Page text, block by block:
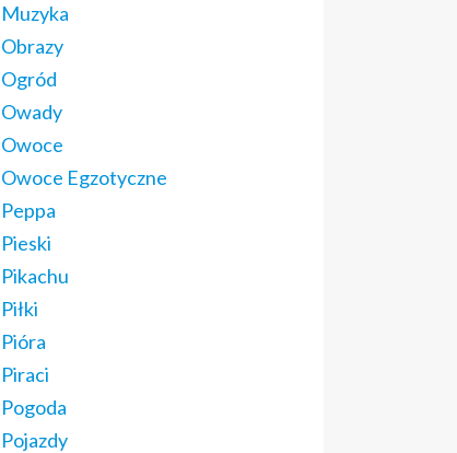
Muzyka
Obrazy
Ogród
Owady
Owoce
Owoce Egzotyczne
Peppa
Pieski
Pikachu
Piłki
Pióra
Piraci
Pogoda
Pojazdy